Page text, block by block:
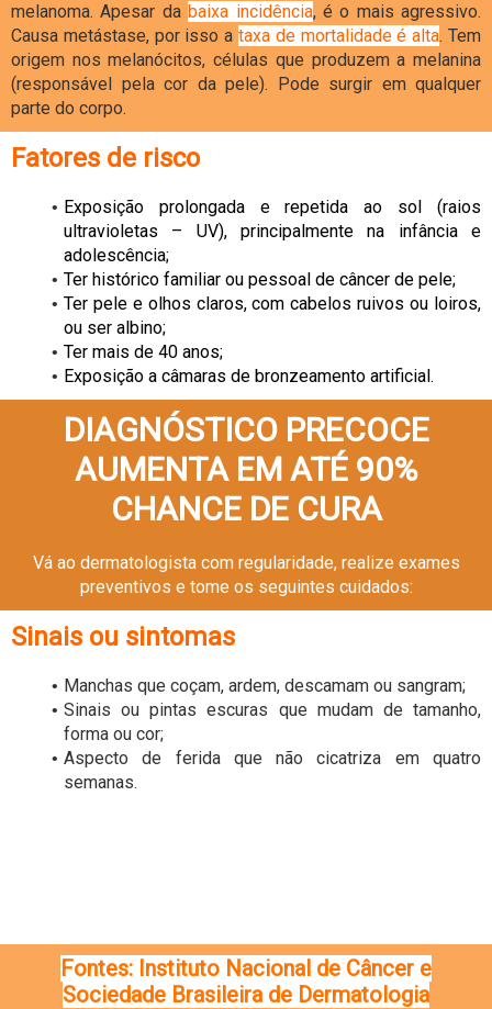
melanoma. Apesar dabaixa incidência, é o mais agressivo.
Causa metástase, por isso a taxa de mortalidade é alta. Tem
origem nos melanócitos, células que produzem a melanina
(responsável pela cor da pele). Pode surgir em qualquer
parte do corpo.
Fatores de risco
Exposição prolongada e repetida ao sol (raios
ultravioletas – UV), principalmente na infância e
adolescência;
Ter histórico familiar ou pessoal de câncer de pele;
Ter pele e olhos claros, com cabelos ruivos ou loiros,
ou ser albino;
Ter mais de 40 anos;
Exposição a câmaras de bronzeamento artificial.
DIAGNÓSTICO PRECOCE
AUMENTA EM ATÉ 90%
CHANCE DE CURA
Vá ao dermatologista com regularidade, realize exames
preventivos e tome os seguintes cuidados:
Sinais ou sintomas
Manchas que coçam, ardem, descamam ou sangram;
Sinais ou pintas escuras que mudam de tamanho,
forma ou cor;
Aspecto de ferida que não cicatriza em quatro
semanas.
Fontes: Instituto Nacional de Câncer e
Sociedade Brasileira de Dermatologia